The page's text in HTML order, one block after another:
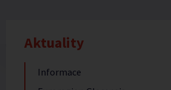
Aktuality
Informace